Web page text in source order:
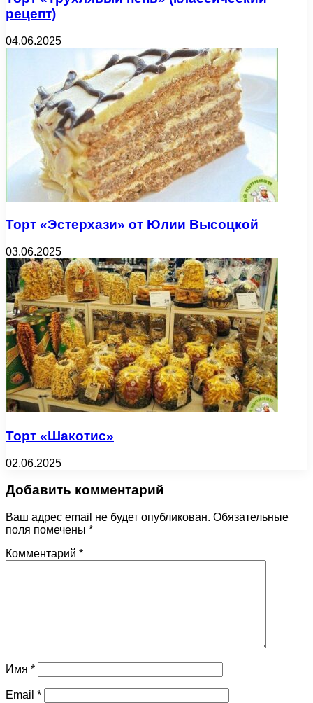
рецепт)
04.06.2025
Торт «Эстерхази» от Юлии Высоцкой
03.06.2025
Торт «Шакотис»
02.06.2025
Добавить комментарий
Ваш адрес email не будет опубликован. Обязательные
поля помечены *
Комментарий *
Имя *
Email *